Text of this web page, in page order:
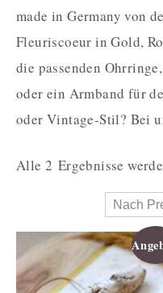
made in Germany von
Fleuriscoeur in Gold,
die passenden
oder ein Armband für
oder Vintage-Stil? Bei
Alle 2 Ergebnisse